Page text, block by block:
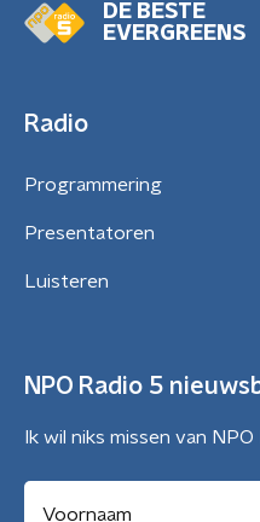
DE BESTE
EVERGREENS
Radio
Programmering
Presentatoren
Luisteren
NPO Radio 5
Ik wil niks missen van NPO